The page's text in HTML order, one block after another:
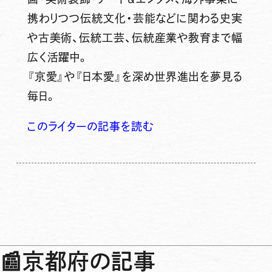
携わりつつ伝統文化・芸能などに関わる史実
や古美術、伝統工芸、伝統産業や教育まで幅
広く活躍中。
『京愛』や『日本愛』を深め世界進出を夢見る
毎日。
このライターの記事を読む
📰京都府の記事